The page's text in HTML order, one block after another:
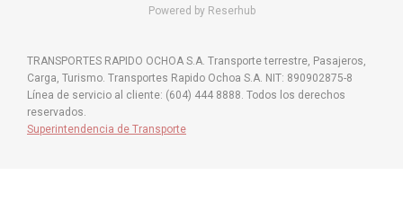
Powered by Reserhub
TRANSPORTES RAPIDO OCHOA S.A. Transporte terrestre, Pasajeros,
Carga, Turismo. Transportes Rapido Ochoa S.A. NIT: 890902875-8
Línea de servicio al cliente: (604) 444 8888. Todos los derechos
reservados.
Superintendencia de Transporte